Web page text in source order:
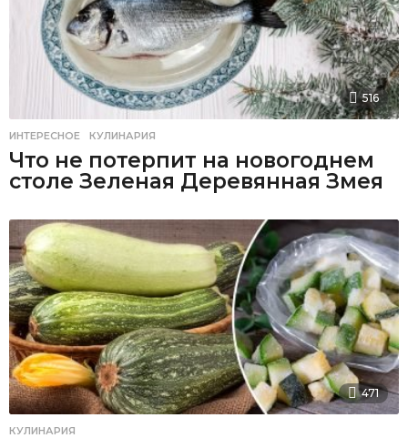
516
ИНТЕРЕСНОЕ ,КУЛИНАРИЯ
Что не потерпит на новогоднем
столе Зеленая Деревянная Змея
471
КУЛИНАРИЯ